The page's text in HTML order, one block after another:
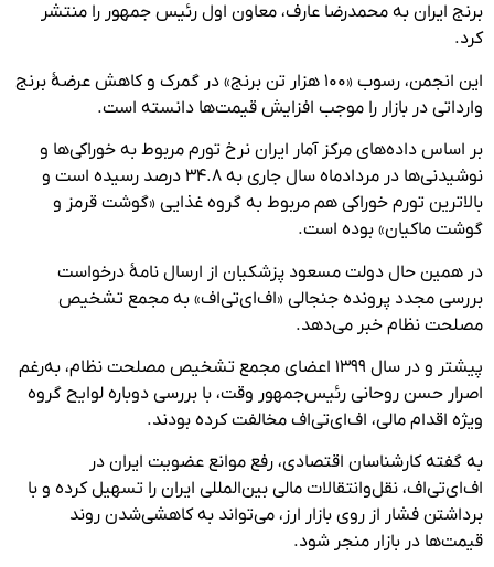
برنج ایران به محمدرضا عارف، معاون اول رئیس جمهور را منتشر
کرد.
این انجمن، رسوب «۱۰۰ هزار تن برنج»‌ در گمرک و کاهش عرضهٔ برنج
وارداتی در بازار را موجب افزایش قیمت‌ها دانسته است.
بر اساس داده‌های مرکز آمار ایران نرخ تورم مربوط به خوراکی‌ها و
نوشیدنی‌ها در مردادماه سال جاری به ۳۴.۸ درصد رسیده است و
بالاترین تورم خوراکی هم مربوط به گروه غذایی «گوشت قرمز و
گوشت ماکیان» بوده است.
در همین حال دولت مسعود پزشکیان از ارسال نامهٔ درخواست
بررسی مجدد پرونده جنجالی «اف‌ای‌تی‌اف» به مجمع تشخیص
مصلحت نظام خبر می‌دهد.
پیشتر و در سال ۱۳۹۹ اعضای مجمع تشخیص مصلحت نظام، به‌رغم
اصرار حسن روحانی رئیس‌جمهور وقت، با بررسی دوباره لوایح گروه
ویژه اقدام مالی، اف‌ای‌تی‌اف مخالفت کرده بودند.
به گفته کارشناسان اقتصادی، رفع موانع عضویت ایران در
اف‌ای‌تی‌اف،‌ نقل‌وانتقالات مالی بین‌المللی ایران را تسهیل کرده و با
برداشتن فشار از روی بازار ارز، می‌تواند به کاهشی‌شدن روند
قیمت‌ها در بازار منجر شود.